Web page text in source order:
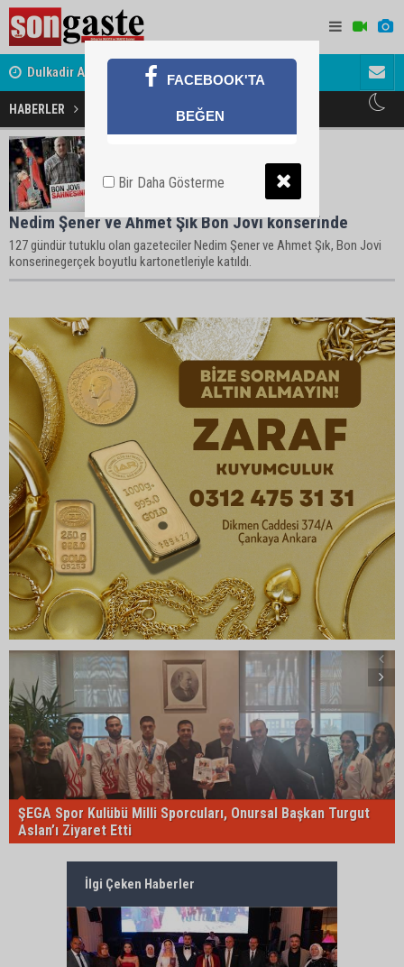
Dulkadir Ailesinin Mutlu Günü Gölbaşı
HABERLER Nedim Şener Haberleri
Nedim Şener ve Ahmet Şık Bon Jovi konserinde
127 gündür tutuklu olan gazeteciler Nedim Şener ve Ahmet Şık, Bon Jovi
konserinegerçek boyutlu kartonetleriyle katıldı.
ŞEGA Spor Kulübü Milli Sporcuları, Onursal Başkan Turgut
Aslan’ı Ziyaret Etti
İlgi Çeken Haberler
FACEBOOK'TA
BEĞEN
Bir Daha Gösterme